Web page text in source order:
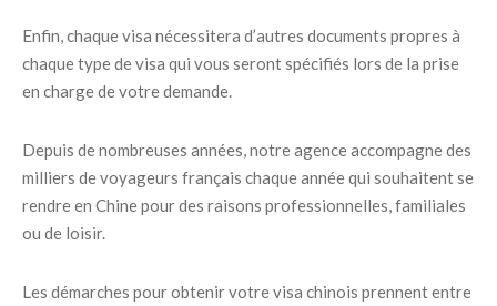
Enfin, chaque visa nécessitera d’autres documents propres à
chaque type de visa qui vous seront spécifiés lors de la prise
en charge de votre demande.
Depuis de nombreuses années, notre agence accompagne des
milliers de voyageurs français chaque année qui souhaitent se
rendre en Chine pour des raisons professionnelles, familiales
ou de loisir.
Les démarches pour obtenir votre visa chinois prennent entre